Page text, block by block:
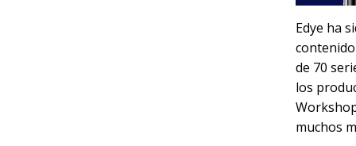
Edye ha
de 70
los
muchos